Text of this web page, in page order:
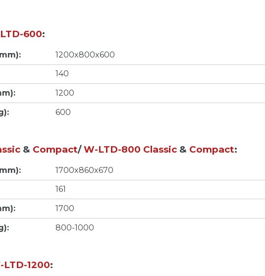
600:
1200x800x600
140
1200
600
& Compact/W-LTD-800 Classic & Compact:
1700x860x670
161
1700
800-1000
LTD-1200: